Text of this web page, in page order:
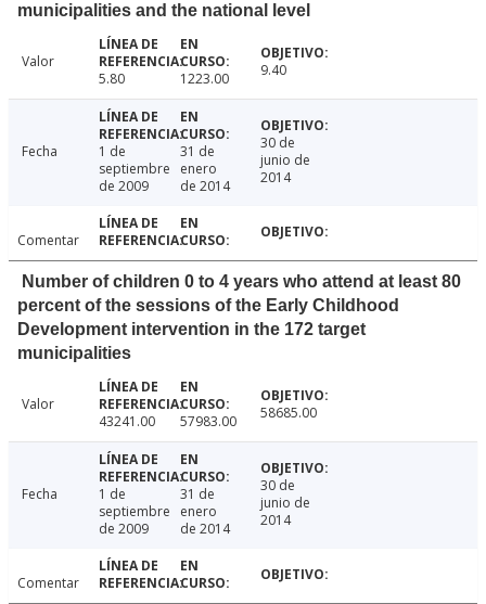
municipalities and the national level
Valor
5.80
1223.00 9.40
Fecha
1 de
septiembre
de 2009
31 de
enero
de 2014
30 de
junio de
2014
Comentar
Number of children 0 to 4 years who attend at least 80
percent of the sessions of the Early Childhood
Development intervention in the 172 target
municipalities
Valor
43241.00
57983.00 58685.00
Fecha
1 de
septiembre
de 2009
31 de
enero
de 2014
30 de
junio de
2014
Comentar